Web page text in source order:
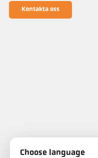
Kontakta oss
Choose language